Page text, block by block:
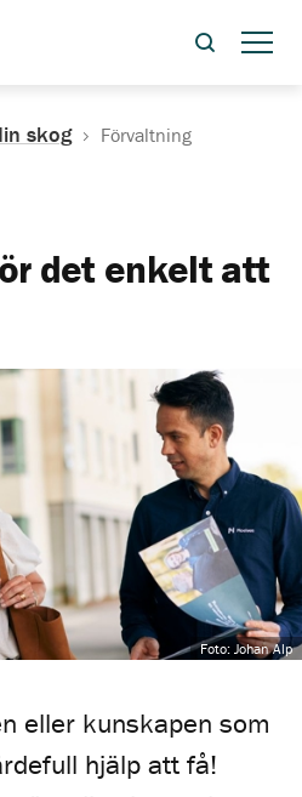
skog Förvaltning
det enkelt att
Foto: Johan Alp
eller kunskapen som
hjälp att få!